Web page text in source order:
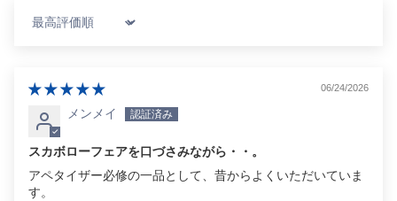
Sort by
06/24/2026
メンメイ
スカボローフェアを口づさみながら・・。
アペタイザー必修の一品として、昔からよくいただいていま
す。